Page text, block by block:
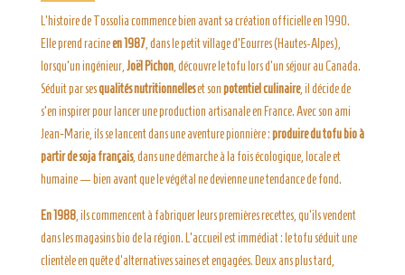
L’histoire de Tossolia commence bien avant sa création officielle en 1990.
Elle prend racineen 1987, dans le petit village d’Eourres (Hautes-Alpes),
lorsqu’un ingénieur, Joël Pichon, découvre le tofu lors d’un séjour au Canada.
Séduit par sesqualités nutritionnelleset sonpotentiel culinaire, il décide de
s’en inspirer pour lancer une production artisanale en France. Avec son ami
Jean‑Marie, ils se lancent dans une aventure pionnière :produire du tofu bio à
partir de soja français, dans une démarche à la fois écologique, locale et
humaine — bien avant que le végétal ne devienne une tendance de fond.
En 1988, ils commencent à fabriquer leurs premières recettes, qu’ils vendent
dans les magasins bio de la région. L’accueil est immédiat : le tofu séduit une
clientèle en quête d’alternatives saines et engagées. Deux ans plus tard,